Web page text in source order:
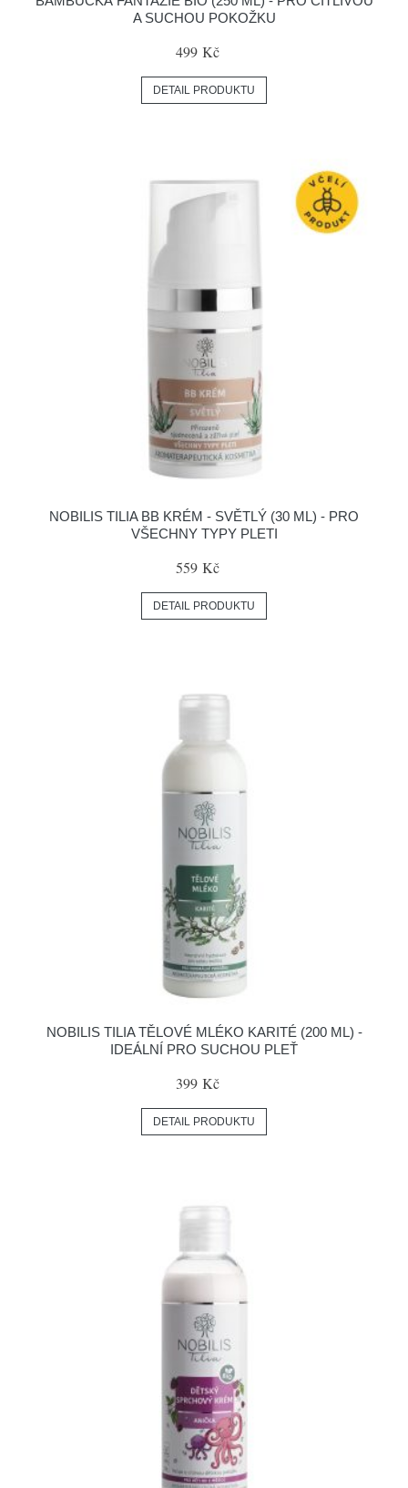
A SUCHOU POKOŽKU
499 Kč
DETAIL PRODUKTU
NOBILIS TILIA BB KRÉM - SVĚTLÝ (30 ML) - PRO
VŠECHNY TYPY PLETI
559 Kč
DETAIL PRODUKTU
NOBILIS TILIA TĚLOVÉ MLÉKO KARITÉ (200 ML) -
IDEÁLNÍ PRO SUCHOU PLEŤ
399 Kč
DETAIL PRODUKTU